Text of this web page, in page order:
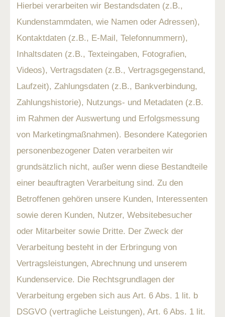
Hierbei verarbeiten wir Bestandsdaten (z.B.,
Kundenstammdaten, wie Namen oder Adressen),
Kontaktdaten (z.B., E-Mail, Telefonnummern),
Inhaltsdaten (z.B., Texteingaben, Fotografien,
Videos), Vertragsdaten (z.B., Vertragsgegenstand,
Laufzeit), Zahlungsdaten (z.B., Bankverbindung,
Zahlungshistorie), Nutzungs- und Metadaten (z.B.
im Rahmen der Auswertung und Erfolgsmessung
von Marketingmaßnahmen). Besondere Kategorien
personenbezogener Daten verarbeiten wir
grundsätzlich nicht, außer wenn diese Bestandteile
einer beauftragten Verarbeitung sind. Zu den
Betroffenen gehören unsere Kunden, Interessenten
sowie deren Kunden, Nutzer, Websitebesucher
oder Mitarbeiter sowie Dritte. Der Zweck der
Verarbeitung besteht in der Erbringung von
Vertragsleistungen, Abrechnung und unserem
Kundenservice. Die Rechtsgrundlagen der
Verarbeitung ergeben sich aus Art. 6 Abs. 1 lit. b
DSGVO (vertragliche Leistungen), Art. 6 Abs. 1 lit.